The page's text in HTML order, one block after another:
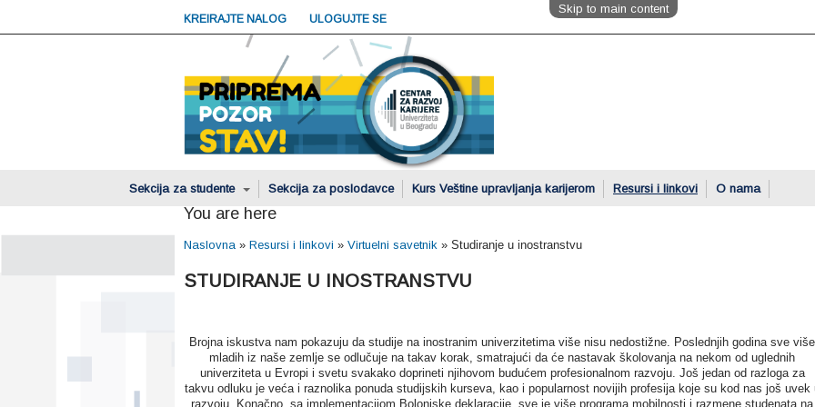
Skip to main content
KREIRAJTE NALOG ULOGUJTE SE
Sekcija za studente Sekcija za poslodavce Kurs Veštine upravljanja karijerom Resursi i linkovi O nama
You are here
Naslovna » Resursi i linkovi » Virtuelni savetnik » Studiranje u inostranstvu
STUDIRANJE U INOSTRANSTVU
Brojna iskustva nam pokazuju da studije na inostranim univerzitetima više nisu nedostižne. Poslednjih godina sve više
mladih iz naše zemlje se odlučuje na takav korak, smatrajući da će nastavak školovanja na nekom od uglednih
univerziteta u Evropi i svetu svakako doprineti njihovom budućem profesionalnom razvoju. Još jedan od razloga za
takvu odluku je veća i raznolika ponuda studijskih kurseva, kao i popularnost novijih profesija koje su kod nas još uvek
razvoju. Konačno, sa implementacijom Bolonjske deklaracije, sve je više programa mobilnosti i razmene studenata na